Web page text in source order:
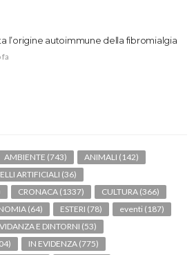
l’origine autoimmune della fibromialgia
fa
AMBIENTE (743) ANIMALI (142)
ARTIFICIALI (36)
CRONACA (1337) CULTURA (366)
(64) ESTERI (78) eventi (187)
E DINTORNI (53)
IN EVIDENZA (775)